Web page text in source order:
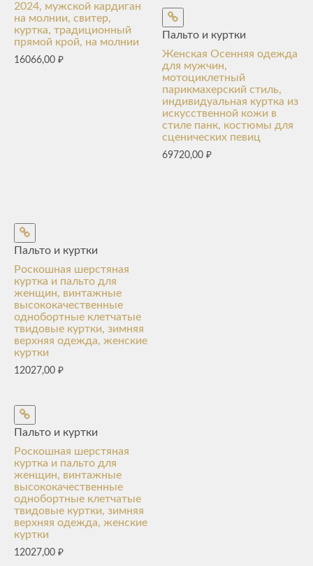
2024, мужской кардиган
на молнии, свитер,
куртка, традиционный
прямой крой, на молнии
16066,00 ₽
Пальто и куртки
Женская Осенняя одежда
для мужчин,
мотоциклетный
парикмахерский стиль,
индивидуальная куртка из
искусственной кожи в
стиле панк, костюмы для
сценических певиц
69720,00₽
Пальто и куртки
Роскошная шерстяная
куртка и пальто для
женщин, винтажные
высококачественные
однобортные клетчатые
твидовые куртки, зимняя
верхняя одежда, женские
куртки
12027,00 ₽
Пальто и куртки
Роскошная шерстяная
куртка и пальто для
женщин, винтажные
высококачественные
однобортные клетчатые
твидовые куртки, зимняя
верхняя одежда, женские
куртки
12027,00 ₽